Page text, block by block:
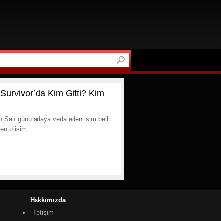
Kim Gitti? Kim
Salı günü adaya veda eden isim belli
o isim
Hakkımızda
İletişim